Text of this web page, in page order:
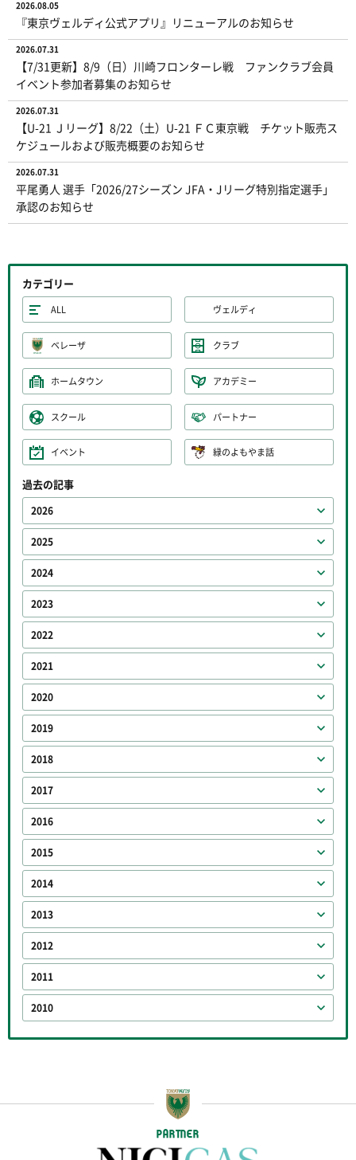
2026.08.05
『東京ヴェルディ公式アプリ』リニューアルのお知らせ
2026.07.31
【7/31更新】8/9（日）川崎フロンターレ戦 ファンクラブ会員
イベント参加者募集のお知らせ
2026.07.31
【U-21 Ｊリーグ】8/22（土）U-21 ＦＣ東京戦 チケット販売ス
ケジュールおよび販売概要のお知らせ
2026.07.31
平尾勇人 選手「2026/27シーズン JFA・Jリーグ特別指定選手」
承認のお知らせ
カテゴリー
ALL ヴェルディ
ベレーザ クラブ
ホームタウン アカデミー
スクール パートナー
イベント 緑のよもやま話
過去の記事
2026
2025
2024
2023
2022
2021
2020
2019
2018
2017
2016
2015
2014
2013
2012
2011
2010
PARTNER